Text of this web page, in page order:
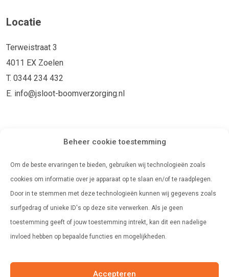
Beheer cookie toestemming
Om de beste ervaringen te bieden, gebruiken wij technologieën zoals
cookies om informatie over je apparaat op te slaan en/of te raadplegen.
Door in te stemmen met deze technologieën kunnen wij gegevens zoals
surfgedrag of unieke ID's op deze site verwerken. Als je geen
toestemming geeft of jouw toestemming intrekt, kan dit een nadelige
invloed hebben op bepaalde functies en mogelijkheden.
Accepteren
Locatie
Terweistraat 3
4011 EX Zoelen
T. 0344 234 432
E. info@jsloot-boomverzorging.nl
Dinsdag 08:00 - 17:00
08:00 - 17:00
Donderdag 08:00 - 17:00
Vrijdag 08:00 - 17:00